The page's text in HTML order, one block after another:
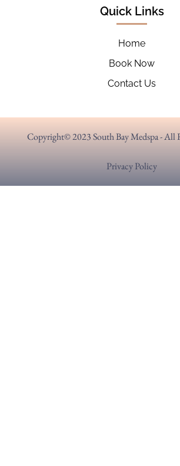
Quick Links
Home
Book Now
Contact Us
Copyright© 2023 South Bay Medspa - All
Privacy Policy